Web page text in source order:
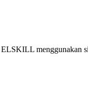
menggunakan